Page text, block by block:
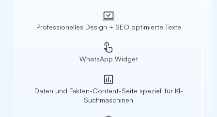
Professionelles Design + SEO optimierte Texte
WhatsApp Widget
Daten und Fakten-Content-Seite speziell für KI-
Suchmaschinen